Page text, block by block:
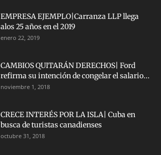
EMPRESA EJEMPLO|Carranza LLP llega
alos 25 años en el 2019
enero 22, 2019
CAMBIOS QUITARÁN DERECHOS| Ford
refirma su intención de congelar el salario...
noviembre 1, 2018
CRECE INTERÉS POR LA ISLA| Cuba en
busca de turistas canadienses
octubre 31, 2018